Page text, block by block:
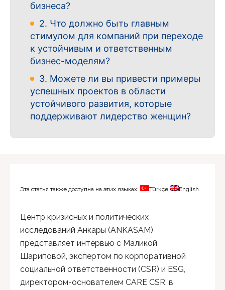
бизнеса?
2. Что должно быть главным
стимулом для компаний при переходе
к устойчивым и ответственным
бизнес-моделям?
3. Можете ли вы привести примеры
успешных проектов в области
устойчивого развития, которые
поддерживают лидерство женщин?
Эта статья также доступна на этих языках: Türkçe English
Центр кризисных и политических
исследований Анкары (ANKASAM)
представляет интервью с Маликой
Шариповой, экспертом по корпоративной
социальной ответственности (CSR) и ESG,
директором-основателем CARE CSR, в